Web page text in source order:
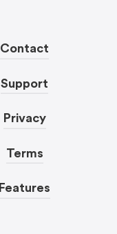
Contact
Support
Privacy
Terms
Features